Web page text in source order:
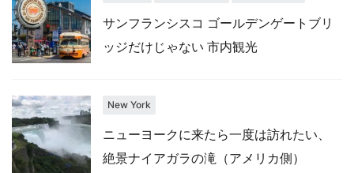
サンフランシスコ ゴールデンゲートブリ
ッジだけじゃない 市内観光
New York
ニューヨークに来たら一度は訪れたい、
絶景ナイアガラの滝（アメリカ側）